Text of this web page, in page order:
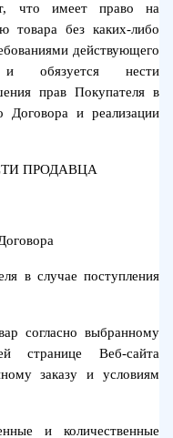
что имеет право на
товара без каких-либо
действующего
и обязуется нести
прав Покупателя в
Договора и реализации
ПРОДАВЦА
в случае поступления
согласно выбранному
странице Веб-сайта
заказу и условиям
и количественные